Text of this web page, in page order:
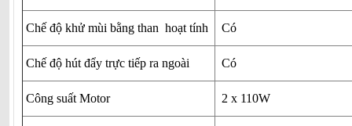
Chế độ khử mùi bằng than hoạt tính Có
Chế độ hút đẩy trực tiếp ra ngoài Có
Công suất Motor 2 x 110W